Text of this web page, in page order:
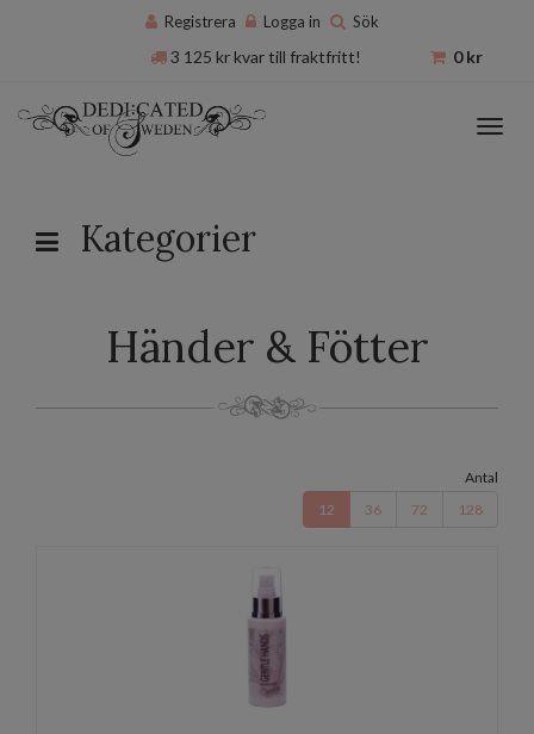
Registrera Logga in Sök
0kr
3 125 krkvar till fraktfritt!
Kategorier
Händer & Fötter
Antal
12
36 72 128